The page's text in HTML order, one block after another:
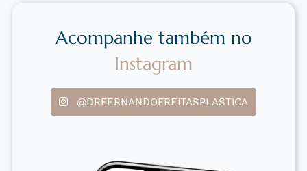
Acompanhe também no
Instagram
@DRFERNANDOFREITASPLASTICA